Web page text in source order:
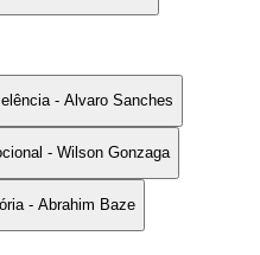
- Alvaro Sanches
- Wilson Gonzaga
- Abrahim Baze